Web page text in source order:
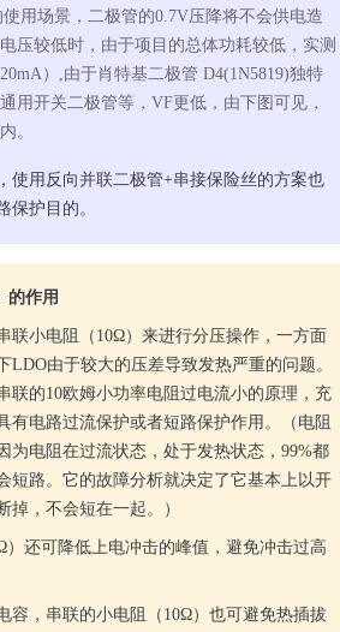
用场景，二极管的0.7V压降将不会供电造
压较低时，由于项目的总体功耗较低，实测
）,由于肖特基二极管 D4(1N5819)独特
用开关二极管等，VF更低，由下图可见，
。
使用反向并联二极管+串接保险丝的方案也
保护目的。
的作用
联小电阻（10Ω）来进行分压操作，一方面
LDO由于较大的压差导致发热严重的问题。
联的10欧姆小功率电阻过电流小的原理，充
有电路过流保护或者短路保护作用。（电阻
为电阻在过流状态，处于发热状态，99%都
短路。它的故障分析就决定了它基本上以开
掉，不会短在一起。）
）还可降低上电冲击的峰值，避免冲击过高
容，串联的小电阻（10Ω）也可避免热插拔